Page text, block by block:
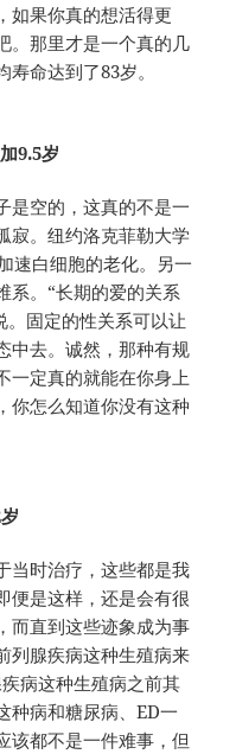
如果你真的想活得更
。那里才是一个真的几
命达到了83岁。
9.5岁
空的，这真的不是一
寂。纽约洛克菲勒大学
速白细胞的老化。另一
系。“长期的爱的关系
。固定的性关系可以让
中去。诚然，那种有规
一定真的就能在你身上
你怎么知道你没有这种
时治疗，这些都是我
便是这样，还是会有很
而直到这些迹象成为事
列腺疾病这种生殖病来
病这种生殖病之前其
种病和糖尿病、ED一
该都不是一件难事，但